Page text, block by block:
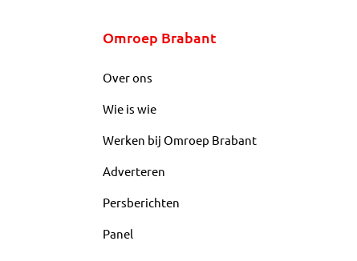
Omroep Brabant
Over ons
Wie is wie
Werken bij Omroep Brabant
Adverteren
Persberichten
Panel